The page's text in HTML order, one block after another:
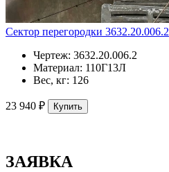
Сектор перегородки 3632.20.006.2
Чертеж: 3632.20.006.2
Материал: 110Г13Л
Вес, кг: 126
23 940 ₽ Купить
ЗАЯВКА